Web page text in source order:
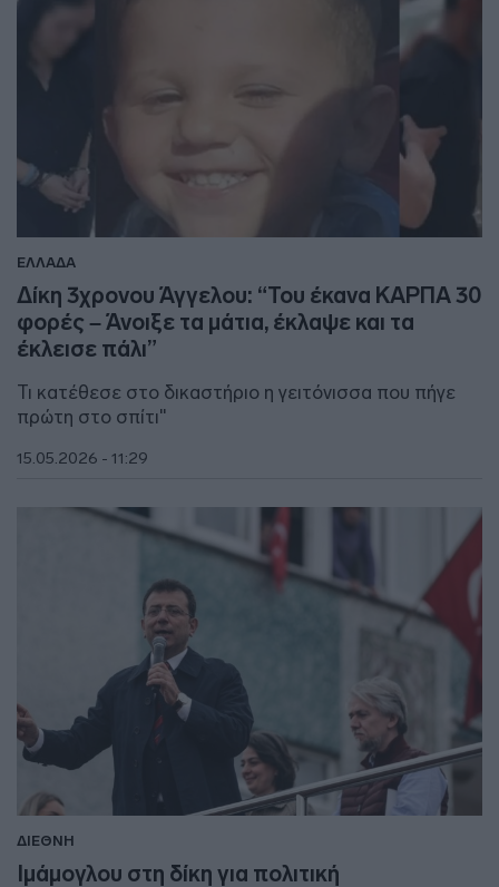
ΕΛΛΑΔΑ
Δίκη 3χρονου Άγγελου: “Του έκανα ΚΑΡΠΑ 30
φορές – Άνοιξε τα μάτια, έκλαψε και τα
έκλεισε πάλι”
Τι κατέθεσε στο δικαστήριο η γειτόνισσα που πήγε
πρώτη στο σπίτι"
15.05.2026 - 11:29
ΔΙΕΘΝΗ
Ιμάμογλου στη δίκη για πολιτική